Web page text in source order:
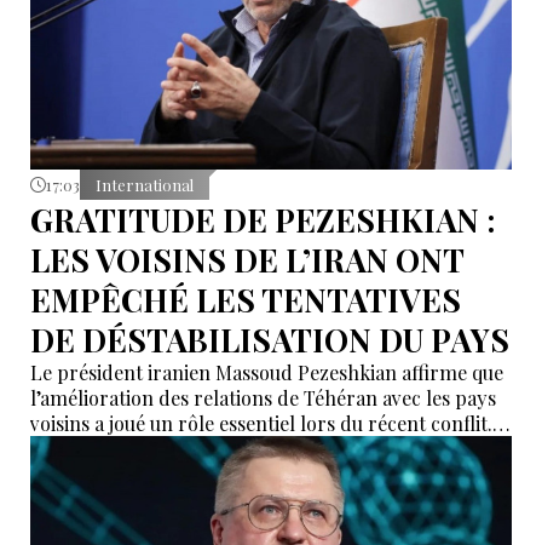
17:03 International
GRATITUDE DE PEZESHKIAN :
LES VOISINS DE L’IRAN ONT
EMPÊCHÉ LES TENTATIVES
DE DÉSTABILISATION DU PAYS
Le président iranien Massoud Pezeshkian affirme que
l’amélioration des relations de Téhéran avec les pays
voisins a joué un rôle essentiel lors du récent conflit.
Selon lui, les États de la région auraient empêché des
tentatives d’infiltration et de troubles aux frontières
nord-ouest et sud-est de l’Iran.